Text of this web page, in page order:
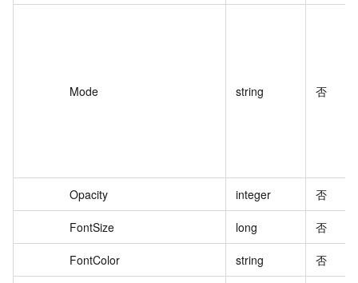
Mode string 否
Opacity integer 否
FontSize long 否
FontColor string 否